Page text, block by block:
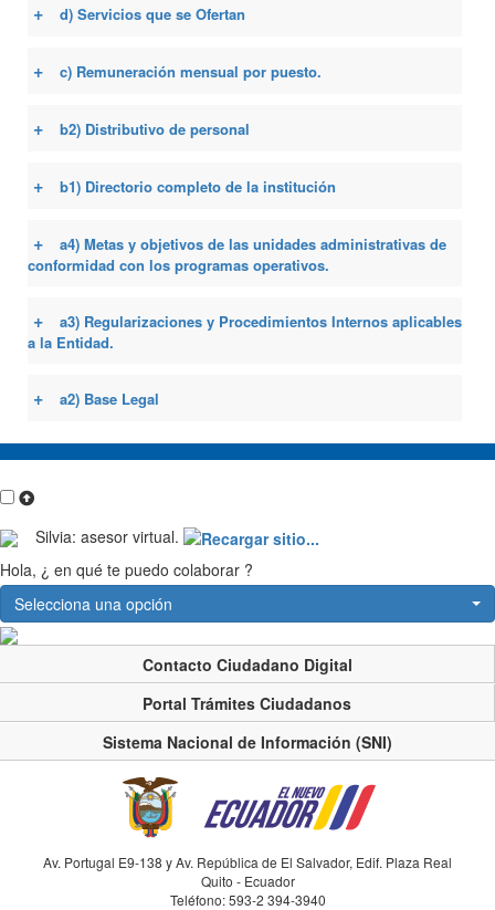
+ d) Servicios que se Ofertan
+ c) Remuneración mensual por puesto.
+ b2) Distributivo de personal
+ b1) Directorio completo de la institución
+
a4) Metas y objetivos de las unidades administrativas de
conformidad con los programas operativos.
+
a3) Regularizaciones y Procedimientos Internos aplicables
a la Entidad.
+ a2) Base Legal
Silvia: asesor virtual.
Hola, ¿ en qué te puedo colaborar ?
Selecciona una opción
Contacto Ciudadano Digital
Portal Trámites Ciudadanos
Sistema Nacional de Información (SNI)
Av. Portugal E9-138 y Av. República de El Salvador, Edif. Plaza Real
Quito - Ecuador
Teléfono: 593-2 394-3940